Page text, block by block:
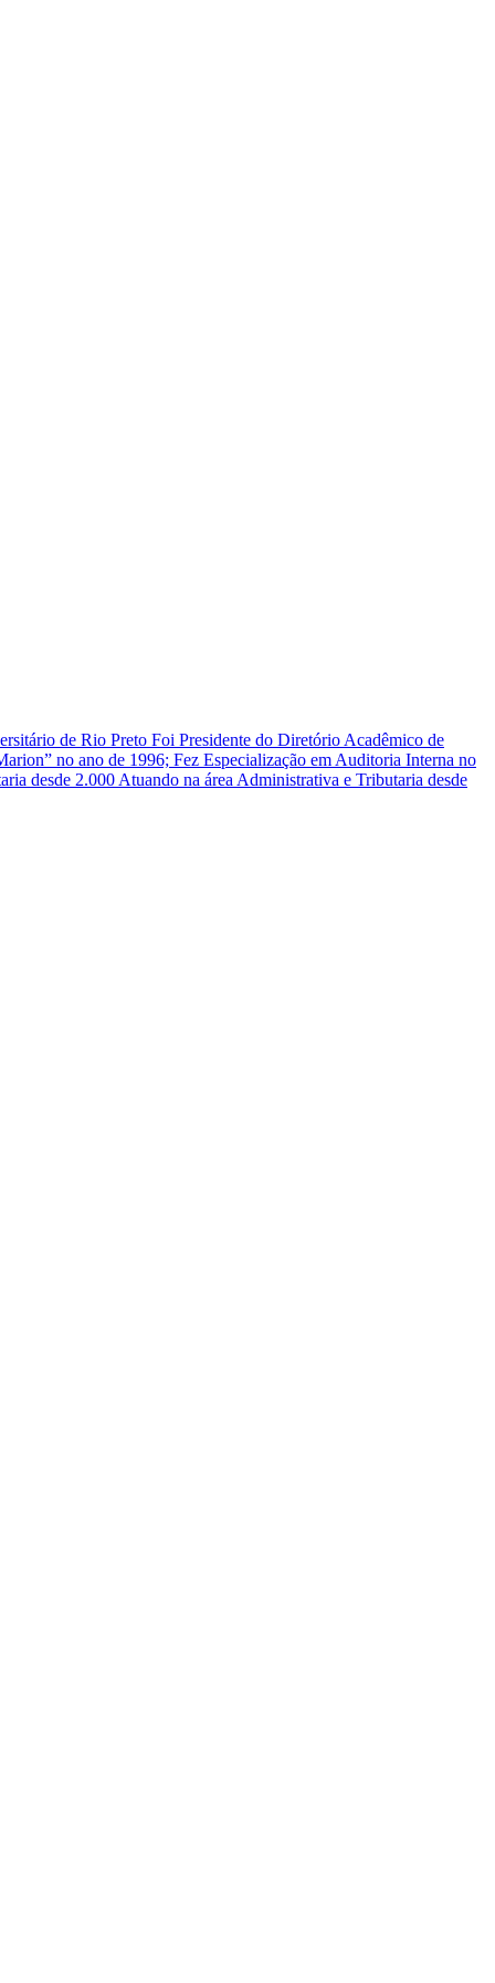
de Rio Preto Foi Presidente do Diretório Acadêmico de
no ano de 1996; Fez Especialização em Auditoria Interna no
desde 2.000 Atuando na área Administrativa e Tributaria desde